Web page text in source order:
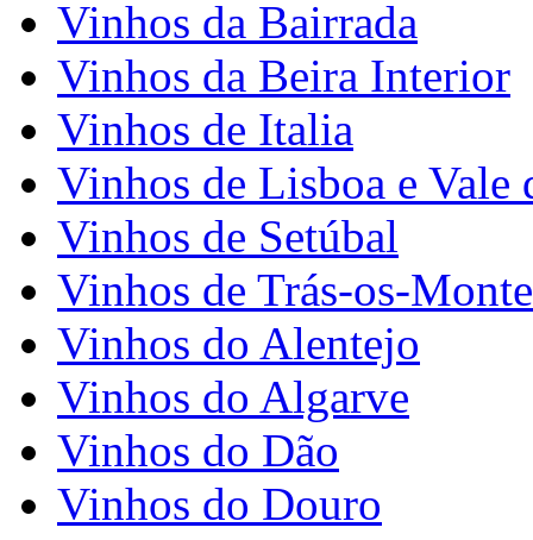
Vinhos da Bairrada
Vinhos da Beira Interior
Vinhos de Italia
Vinhos de Lisboa e Vale
Vinhos de Setúbal
Vinhos de Trás-os-
Vinhos do Alentejo
Vinhos do Algarve
Vinhos do Dão
Vinhos do Douro